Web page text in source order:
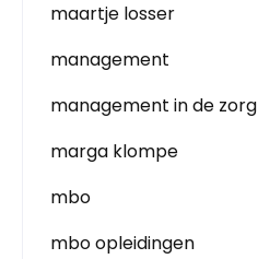
maartje losser
management
management in de zorg
marga klompe
mbo
mbo opleidingen